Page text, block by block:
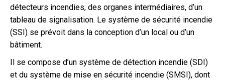
détecteurs incendies, des organes intermédiaires, d’un
tableau de signalisation. Le système de sécurité incendie
(SSI) se prévoit dans la conception d’un local ou d’un
bâtiment.
Il se compose d’un système de détection incendie (SDI)
et du système de mise en sécurité incendie (SMSI), dont